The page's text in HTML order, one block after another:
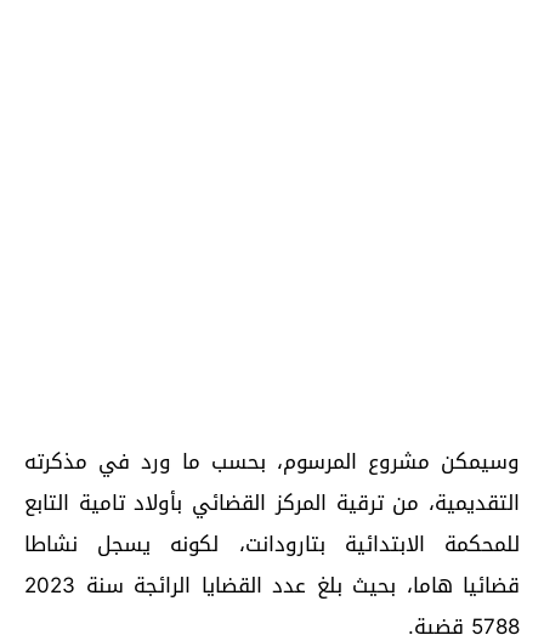
وسيمكن مشروع المرسوم، بحسب ما ورد في مذكرته
التقديمية، من ترقية المركز القضائي بأولاد تامية التابع
للمحكمة الابتدائية بتارودانت، لكونه يسجل نشاطا
قضائيا هاما، بحيث بلغ عدد القضايا الرائجة سنة 2023
5788 قضية.